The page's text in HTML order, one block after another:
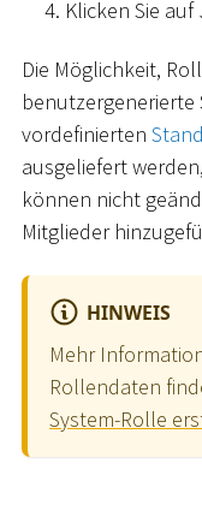
Klicken Sie auf
Die Möglichkeit,
benutzergenerierte
vordefinierten
ausgeliefert
können nicht
Mitglieder
HINWEIS
Mehr
Rollendaten
System-Rolle